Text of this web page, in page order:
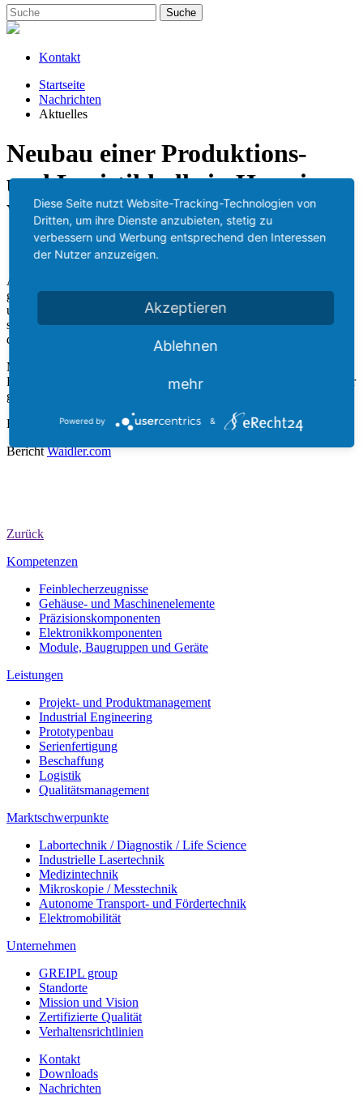
Suche
Kontakt
Startseite
Nachrichten
Aktuelles
Neubau einer Produktions-
und Logistikhalle in Haus i.
Wald
Am 24.05.19 fand auf dem neu erworbenen 27.000 Quadratmeter
großen Gelände der Spatenstich für den Neubau einer Produktions-
und Logistikhalle mit insgesamt 8.000 Quadratmetern Nutzfläche
statt. Der erste Bauabschnitt mit Halle A entsteht bis Anfang 2020,
der zweite Abschnitt ist für 2022/2023 geplant.
Mit einer Investitionssumme von 12 Millionen Euro werden nach
Fertigstellung beider Bauabschnitte Arbeitsplätze für 125 Mitarbeiter
geschaffen.
Beitrag
pnp.de
BerichtWaidler.com
Zurück
Kompetenzen
Feinblecherzeugnisse
Gehäuse- und Maschinenelemente
Präzisionskomponenten
Elektronikkomponenten
Module, Baugruppen und Geräte
Leistungen
Projekt- und Produktmanagement
Industrial Engineering
Prototypenbau
Serienfertigung
Beschaffung
Logistik
Qualitätsmanagement
Marktschwerpunkte
Labortechnik / Diagnostik / Life Science
Industrielle Lasertechnik
Medizintechnik
Mikroskopie / Messtechnik
Autonome Transport- und Fördertechnik
Elektromobilität
Unternehmen
GREIPL group
Standorte
Mission und Vision
Zertifizierte Qualität
Verhaltensrichtlinien
Kontakt
Downloads
Nachrichten
Diese Seite nutzt Website-Tracking-Technologien von
Dritten, um ihre Dienste anzubieten, stetig zu
verbessern und Werbung entsprechend den Interessen
der Nutzer anzuzeigen.
Akzeptieren
Ablehnen
mehr
Powered by &